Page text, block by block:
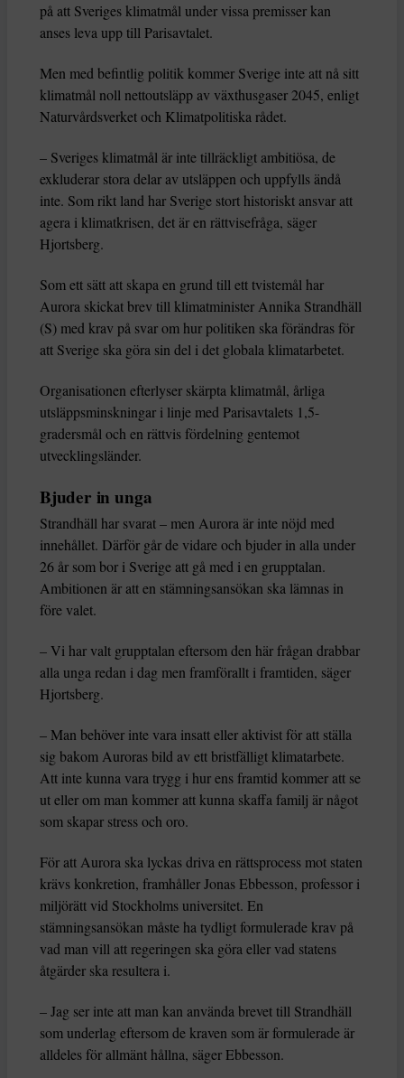
på att Sveriges klimatmål under vissa premisser kan
anses leva upp till Parisavtalet.
Men med befintlig politik kommer Sverige inte att nå sitt
klimatmål noll nettoutsläpp av växthusgaser 2045, enligt
Naturvårdsverket och Klimatpolitiska rådet.
– Sveriges klimatmål är inte tillräckligt ambitiösa, de
exkluderar stora delar av utsläppen och uppfylls ändå
inte. Som rikt land har Sverige stort historiskt ansvar att
agera i klimatkrisen, det är en rättvisefråga, säger
Hjortsberg.
Som ett sätt att skapa en grund till ett tvistemål har
Aurora skickat brev till klimatminister Annika Strandhäll
(S) med krav på svar om hur politiken ska förändras för
att Sverige ska göra sin del i det globala klimatarbetet.
Organisationen efterlyser skärpta klimatmål, årliga
utsläppsminskningar i linje med Parisavtalets 1,5-
gradersmål och en rättvis fördelning gentemot
utvecklingsländer.
Bjuder in unga
Strandhäll har svarat – men Aurora är inte nöjd med
innehållet. Därför går de vidare och bjuder in alla under
26 år som bor i Sverige att gå med i en grupptalan.
Ambitionen är att en stämningsansökan ska lämnas in
före valet.
– Vi har valt grupptalan eftersom den här frågan drabbar
alla unga redan i dag men framförallt i framtiden, säger
Hjortsberg.
– Man behöver inte vara insatt eller aktivist för att ställa
sig bakom Auroras bild av ett bristfälligt klimatarbete.
Att inte kunna vara trygg i hur ens framtid kommer att se
ut eller om man kommer att kunna skaffa familj är något
som skapar stress och oro.
För att Aurora ska lyckas driva en rättsprocess mot staten
krävs konkretion, framhåller Jonas Ebbesson, professor i
miljörätt vid Stockholms universitet. En
stämningsansökan måste ha tydligt formulerade krav på
vad man vill att regeringen ska göra eller vad statens
åtgärder ska resultera i.
– Jag ser inte att man kan använda brevet till Strandhäll
som underlag eftersom de kraven som är formulerade är
alldeles för allmänt hållna, säger Ebbesson.